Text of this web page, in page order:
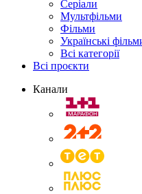
Серіали
Мультфільми
Фільми
Українські
Всі категорії
Всі проєкти
Канали